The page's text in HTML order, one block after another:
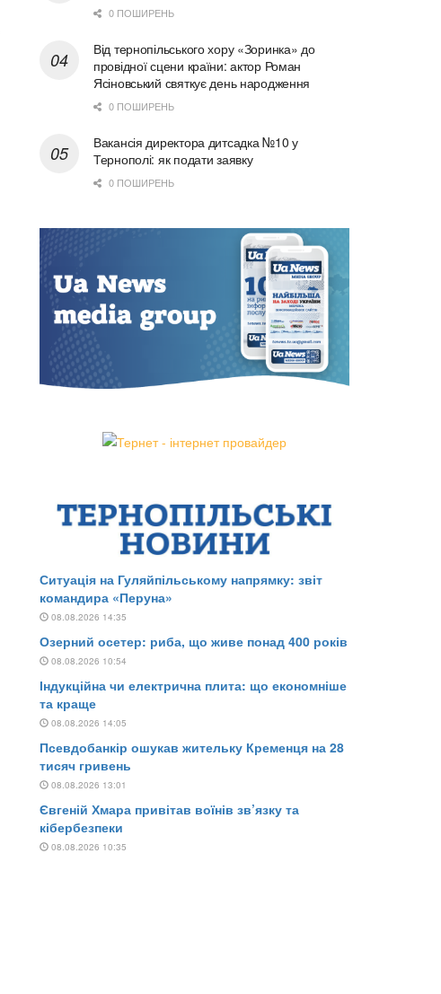
0 ПОШИРЕНЬ
Від тернопільського хору «Зоринка» до
провідної сцени країни: актор Роман
Ясіновський святкує день народження
0 ПОШИРЕНЬ
Вакансія директора дитсадка №10 у
Тернополі: як подати заявку
0 ПОШИРЕНЬ